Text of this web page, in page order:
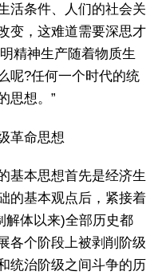
活条件、人们的社会关
变，这难道需要深思才
精神生产随着物质生
呢?任何一个时代的统
思想。”
革命思想
基本思想首先是经济生
的基本观点后，紧接着
解体以来)全部历史都
各个阶段上被剥削阶级
统治阶级之间斗争的历